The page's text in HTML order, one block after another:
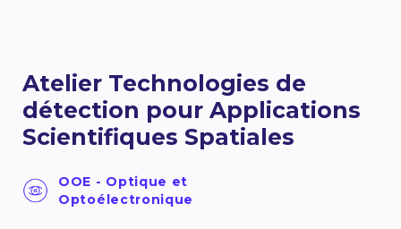
Atelier Technologies de
détection pour Applications
Scientifiques Spatiales
OOE - Optique et
Optoélectronique